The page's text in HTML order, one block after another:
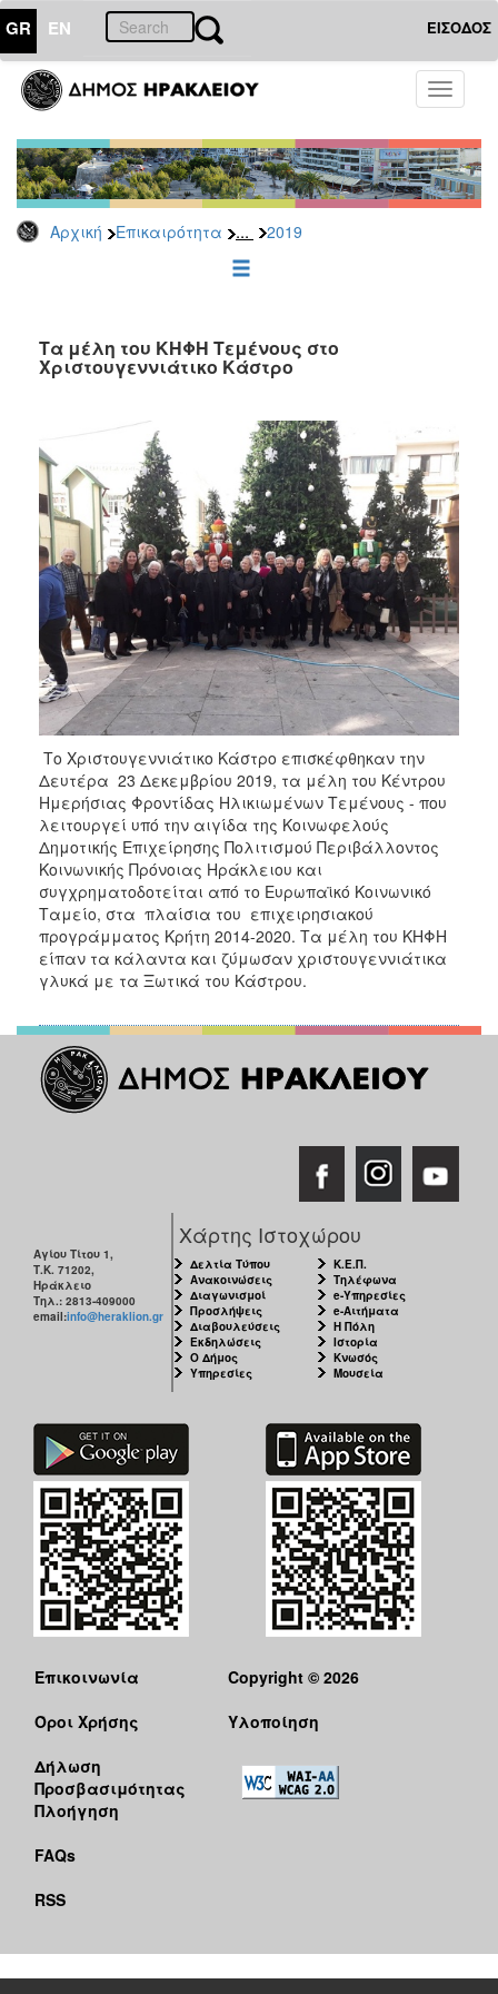
GR EN ΕΙΣΟΔΟΣ
Toggle
Αρχική Επικαιρότητα ... 2019
ΕΠΙΚΑΙΡΟΤΗΤΑ
Τύπου
Αρχείο
2026
2025
2022
2021
2018
2017
2016
2015
2013
2012
2011
2010
ΔΗΜΟΤΗΣ
ΕΠΙΣΚΕΠΤΗΣ
ΗΡΑΚΛΕΙΟ
Τα μέλη του ΚΗΦΗ Τεμένους στο
Χριστουγεννιάτικο Κάστρο
Το Χριστουγεννιάτικο Κάστρο επισκέφθηκαν την
Δευτέρα 23 Δεκεμβρίου 2019, τα μέλη του Κέντρου
Ημερήσιας Φροντίδας Ηλικιωμένων Τεμένους - που
λειτουργεί υπό την αιγίδα της Κοινωφελούς
Δημοτικής Επιχείρησης Πολιτισμού Περιβάλλοντος
Κοινωνικής Πρόνοιας Ηράκλειου και
συγχρηματοδοτείται από το Ευρωπαϊκό Κοινωνικό
Ταμείο, στα πλαίσια του επιχειρησιακού
προγράμματος Κρήτη 2014-2020. Τα μέλη του ΚΗΦΗ
είπαν τα κάλαντα και ζύμωσαν χριστουγεννιάτικα
γλυκά με τα Ξωτικά του Κάστρου.
Αγίου Τίτου 1,
Τ.Κ. 71202,
Ηράκλειο
Τηλ.: 2813-409000
email:info@heraklion.gr
Χάρτης Ιστοχώρου
Δελτία Τύπου
Ανακοινώσεις
Διαγωνισμοί
Προσλήψεις
Διαβουλεύσεις
Εκδηλώσεις
Ο Δήμος
Υπηρεσίες
Κ.Ε.Π.
Τηλέφωνα
e-Υπηρεσίες
e-Αιτήματα
Η Πόλη
Ιστορία
Κνωσός
Μουσεία
Επικοινωνία
Όροι Χρήσης
Δήλωση
Προσβασιμότητας
Πλοήγηση
FAQs
RSS
Copyright © 2026
Υλοποίηση